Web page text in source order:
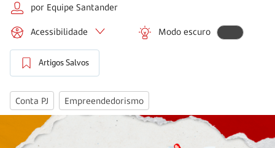
por Equipe Santander
Acessibilidade Modo escuro
Artigos Salvos
Conta PJ Empreendedorismo